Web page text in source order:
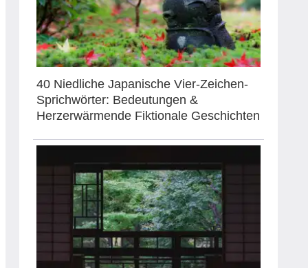
40 Niedliche Japanische Vier-Zeichen-
Sprichwörter: Bedeutungen &
Herzerwärmende Fiktionale Geschichten